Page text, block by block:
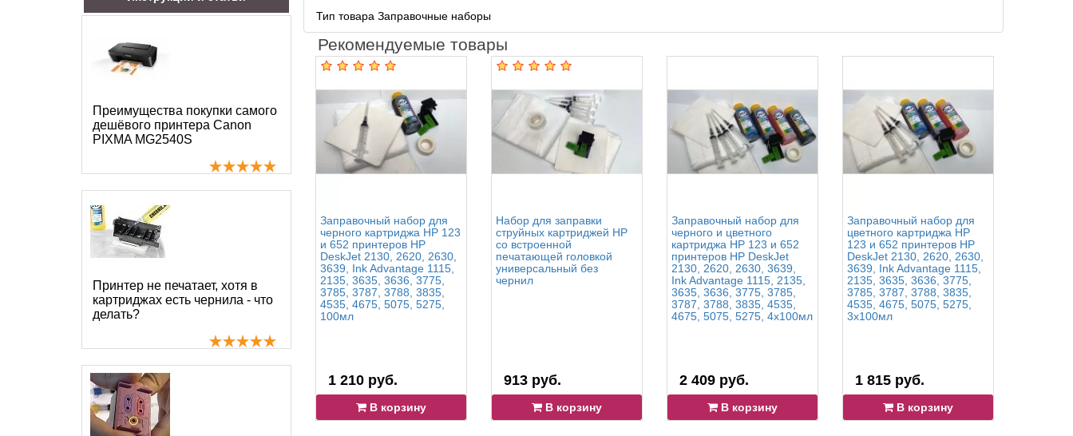
Преимущества покупки самого
дешёвого принтера Canon
PIXMA MG2540S
Принтер не печатает, хотя в
картриджах есть чернила - что
делать?
Тип товара Заправочные наборы
Рекомендуемые товары
Заправочный набор для
черного картриджа HP 123
и 652 принтеров HP
DeskJet 2130, 2620, 2630,
3639, Ink Advantage 1115,
2135, 3635, 3636, 3775,
3785, 3787, 3788, 3835,
4535, 4675, 5075, 5275,
100мл
1 210 руб.
В корзину
Набор для заправки
струйных картриджей HP
со встроенной
печатающей головкой
универсальный без
чернил
913 руб.
В корзину
Заправочный набор для
черного и цветного
картриджа HP 123 и 652
принтеров HP DeskJet
2130, 2620, 2630, 3639,
Ink Advantage 1115, 2135,
3635, 3636, 3775, 3785,
3787, 3788, 3835, 4535,
4675, 5075, 5275, 4x100мл
2 409 руб.
В корзину
Заправочный набор для
цветного картриджа HP
123 и 652 принтеров HP
DeskJet 2130, 2620, 2630,
3639, Ink Advantage 1115,
2135, 3635, 3636, 3775,
3785, 3787, 3788, 3835,
4535, 4675, 5075, 5275,
3x100мл
1 815 руб.
В корзину